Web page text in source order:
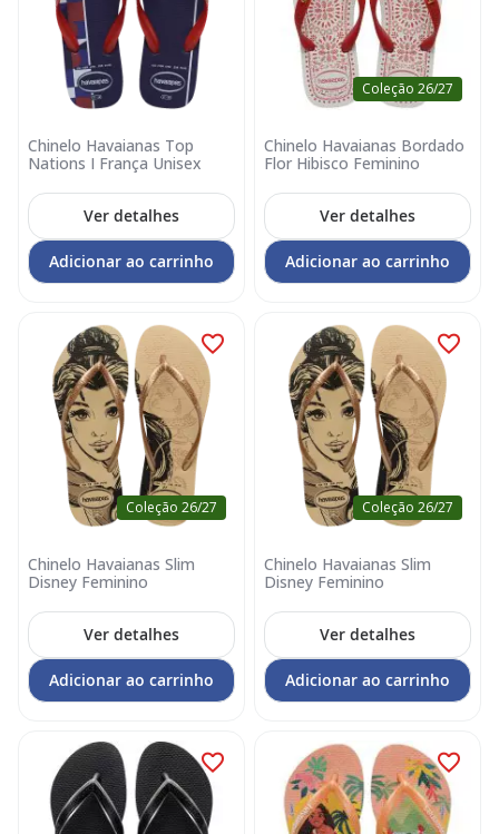
Chinelo Havaianas Top
Nations I França Unisex
Ver detalhes
Adicionar ao carrinho
Coleção 26/27
Chinelo Havaianas Bordado
Flor Hibisco Feminino
Ver detalhes
Adicionar ao carrinho
Coleção 26/27
Chinelo Havaianas Slim
Disney Feminino
Ver detalhes
Adicionar ao carrinho
Coleção 26/27
Chinelo Havaianas Slim
Disney Feminino
Ver detalhes
Adicionar ao carrinho